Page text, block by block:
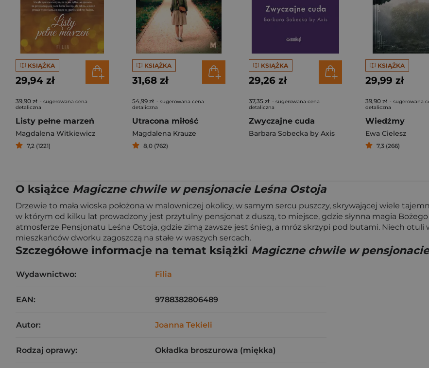
KSIĄŻKA
29,94 zł
39,90 zł - sugerowana cena
detaliczna
Listy pełne marzeń
Magdalena Witkiewicz
7,2 (1221)
KSIĄŻKA
31,68 zł
54,99 zł - sugerowana cena
detaliczna
Utracona miłość
Magdalena Krauze
8,0 (762)
KSIĄŻKA
29,26 zł
37,35 zł - sugerowana cena
detaliczna
Zwyczajne cuda
Barbara Sobecka by Axis
KSIĄŻKA
29,99 zł
39,90 zł - sugerowana
detaliczna
Wiedźmy
Ewa Cielesz
7,3 (266)
O książce Magiczne chwile w pensjonacie Leśna Ostoja
Drzewie to mała wioska położona w malowniczej okolicy, w samym sercu puszczy, skrywającej wiele
w którym od kilku lat prowadzony jest przytulny pensjonat z duszą, to miejsce, gdzie słynna magia
atmosferze Pensjonatu Leśna Ostoja, gdzie zimą zawsze jest śnieg, a mróz skrzypi pod butami. Niech
mieszkańców dworku zagoszczą na stałe w waszych sercach.
Szczegółowe informacje na temat książki Magiczne chwile w
Wydawnictwo: Filia
EAN: 9788382806489
Autor: Joanna Tekieli
Rodzaj oprawy: Okładka broszurowa (miękka)